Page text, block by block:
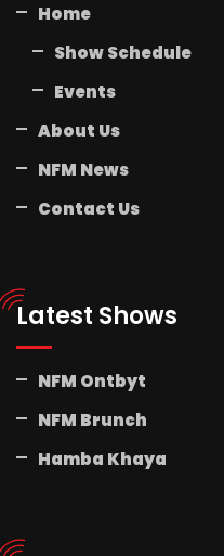
Home
Show Schedule
Events
About Us
NFM News
Contact Us
Latest Shows
NFM Ontbyt
NFM Brunch
Hamba Khaya